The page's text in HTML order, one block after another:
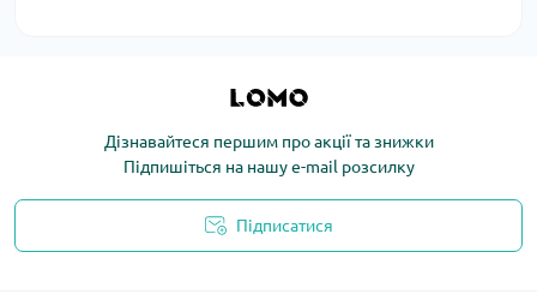
Дізнавайтеся першим про акції та знижки
Підпишіться на нашу e-mail розсилку
Підписатися